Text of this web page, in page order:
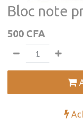
Bloc note
500 CFA